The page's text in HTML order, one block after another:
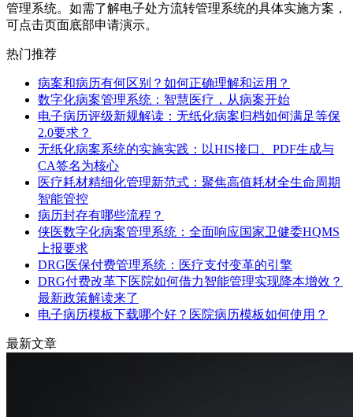
管理系统。如需了解电子处方流转管理系统的具体实施方案，
可点击页面底部申请演示。
热门推荐
病案和病历有何区别？如何正确理解和运用？
数字化病案管理系统：智慧医疗，从病案开始
电子病历评级新规解读：无纸化病案归档如何满足等保
2.0要求？
无纸化病案系统的实施实践：以HIS接口、PDF生成与
CA签名为核心
医疗耗材精细化管理新范式：聚焦高值耗材全生命周期
智能管控
病历封存有哪些流程？
侠医数字化病案管理系统：全面响应国家卫健委HQMS
上报要求
DRG医保付费管理系统：医疗支付变革的引擎
DRG付费改革下医院如何借力智能管理实现降本增效？
最新政策解读来了
电子病历模板下载哪个好？医院病历模板如何使用？
最新文章